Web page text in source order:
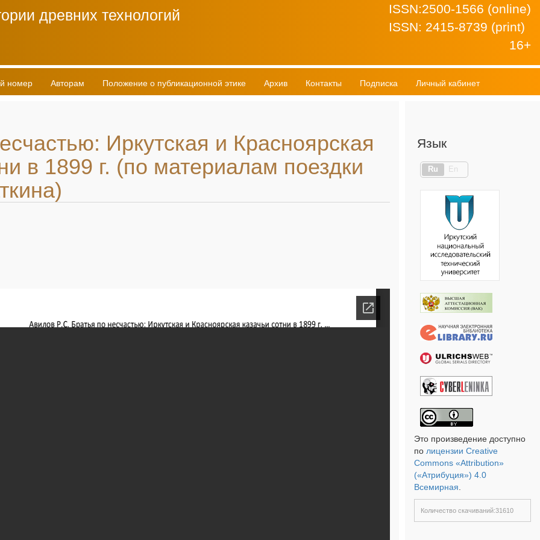
ISSN:2500-1566 (online)
ISSN: 2415-8739 (print)
16+
древних технологий
номер Авторам Положение о публикационной этике Архив Контакты Подписка Личный кабинет
Иркутская и Красноярская
в 1899 г. (по материалам поездки
Язык
Ru En
Это произведение доступно
по лицензии Creative
Commons «Attribution»
(«Атрибуция») 4.0
Всемирная
Количество скачиваний:31610